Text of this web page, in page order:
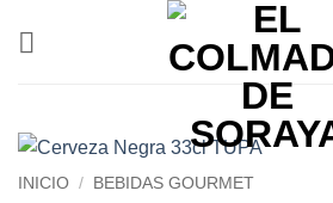
INICIO / BEBIDAS GOURMET